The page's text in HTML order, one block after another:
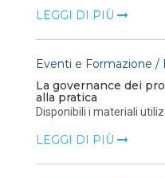
LEGGI DI PIÙ
Eventi e Formazione /
La governance dei
alla pratica
Disponibili i materiali
LEGGI DI PIÙ